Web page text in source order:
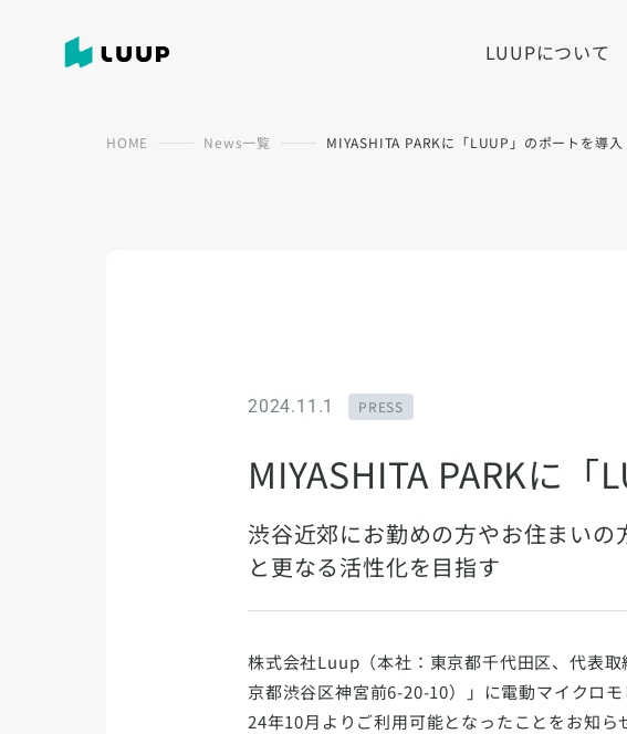
LUUPについて
HOME News一覧 MIYASHITA PARKに「LUUP」のポートを導入
2024.11.1 PRESS
MIYASHITA PARKに
渋谷近郊にお勤めの方やお住まい
と更なる活性化を目指す
株式会社Luup（本社：東京都千代田区、代表
京都渋谷区神宮前6-20-10）」に電動マイクロ
24年10月よりご利用可能となったことをお知ら